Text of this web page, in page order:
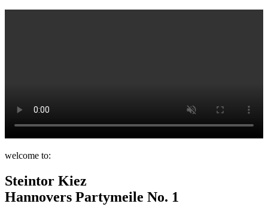
welcome to:
Steintor Kiez
Hannovers Partymeile No. 1